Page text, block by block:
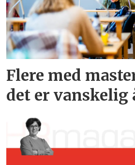
Flere med
det er vanskelig